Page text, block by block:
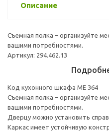
Описание
Съемная полка – организуйте
вашими потребностями.
Артикул: 294.462.13
Код кухонного шкафа ME 364
Съемная полка – организуйте
вашими потребностями.
Дверцу можно установить
Каркас имеет устойчивую